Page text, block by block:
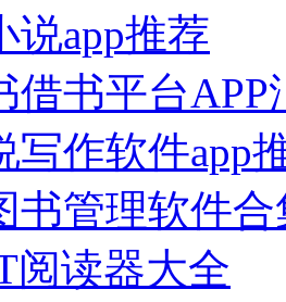
说app推荐
借书平台APP
写作软件app
书管理软件合
阅读器大全